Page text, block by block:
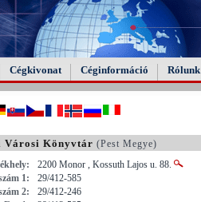
Cégkivonat Céginformáció Rólunk
Városi Könyvtár (Pest Megye)
2200 Monor , Kossuth Lajos u. 88.
1:
29/412-585
2:
29/412-246